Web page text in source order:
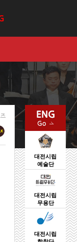
대전시립
예술단
대전시립
무용단
대전시립